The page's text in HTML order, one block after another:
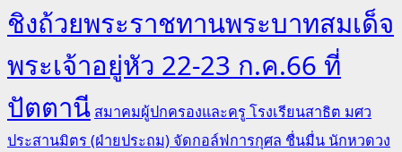
ชิงถ้วยพระราชทานพระบาทสมเด็จ
พระเจ้าอยู่หัว 22-23 ก.ค.66 ที่
ปัตตานี สมาคมผู้ปกครองและครู โรงเรียนสาธิต มศว
ประสานมิตร (ฝ่ายประถม) จัดกอล์ฟการกุศล ชื่นมื่น นักหวดวง